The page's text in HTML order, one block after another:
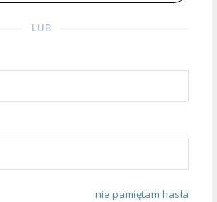
LUB
nie pamiętam hasła